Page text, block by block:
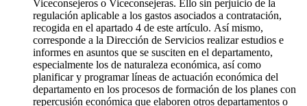
Viceconsejeros o Viceconsejeras. Ello sin perjuicio de la
regulación aplicable a los gastos asociados a contratación,
recogida en el apartado 4 de este artículo. Así mismo,
corresponde a la Dirección de Servicios realizar estudios e
informes en asuntos que se susciten en el departamento,
especialmente los de naturaleza económica, así como
planificar y programar líneas de actuación económica del
departamento en los procesos de formación de los planes con
repercusión económica que elaboren otros departamentos o